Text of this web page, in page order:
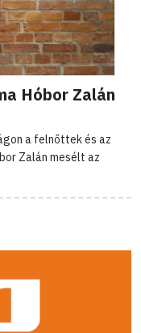
Hóbor Zalán
a felnőttek és az
Zalán mesélt az